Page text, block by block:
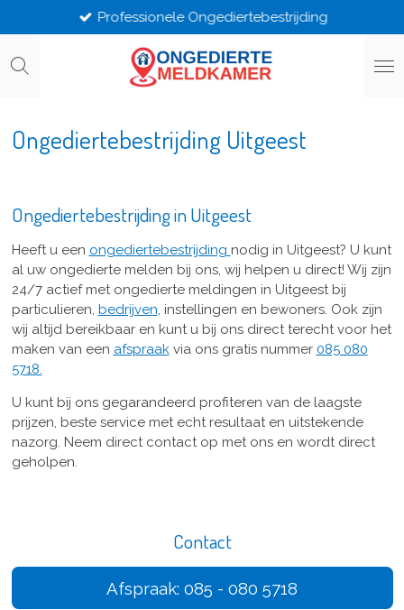
direct
naar
Professionele Ongediertebestrijding
Ongediertebestrijding Uitgeest
Ongediertebestrijding in Uitgeest
Heeft u een ongediertebestrijding nodig in Uitgeest? U kunt
al uw ongedierte melden bij ons, wij helpen u direct! Wij zijn
24/7 actief met ongedierte meldingen in Uitgeest bij
particulieren, bedrijven, instellingen en bewoners. Ook zijn
wij altijd bereikbaar en kunt u bij ons direct terecht voor het
maken van een afspraakvia ons gratis nummer 085 080
5718.
U kunt bij ons gegarandeerd profiteren van de laagste
prijzen, beste service met echt resultaat en uitstekende
nazorg. Neem direct contact op met ons en wordt direct
geholpen.
Contact
Afspraak: 085 - 080 5718